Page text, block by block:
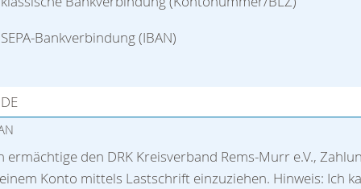
SEPA-Bankverbindung (IBAN)
ermächtige den DRK Kreisverband Rems-Murr e.V.,
Konto mittels Lastschrift einzuziehen. Hinweis: Ich